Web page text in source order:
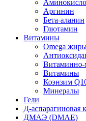
Аргинин
Бета-аланин
Глютамин
Витамины
Omega
Витаминно-
Витамины
Коэнзим
Минералы
Гели
Д-аспарагиновая
ДМАЭ (DMAE)